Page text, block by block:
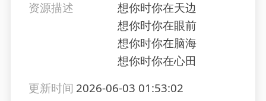
资源描述
想你时你在天边
想你时你在眼前
想你时你在脑海
想你时你在心田
更新时间 2026-06-03 01:53:02